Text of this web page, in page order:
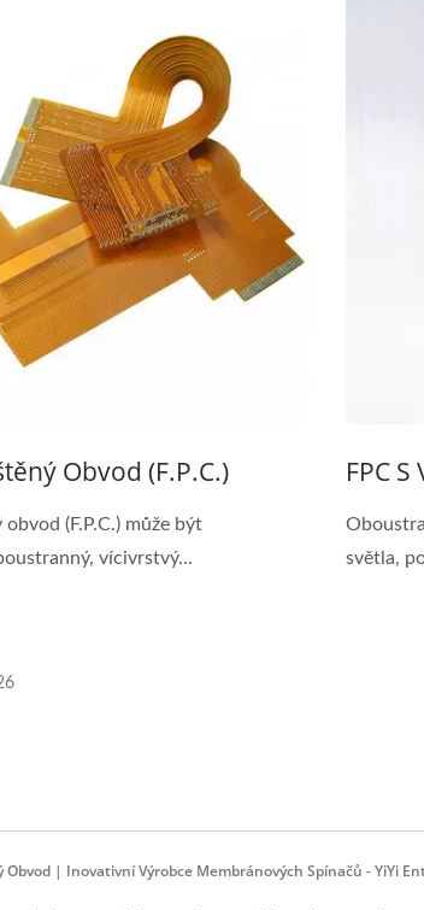
Obvod (F.P.C.)
(F.P.C.) může být
vícivrstvý...
FPC
světla,
Obvod | Inovativní Výrobce Membránových Spínačů - YiYi